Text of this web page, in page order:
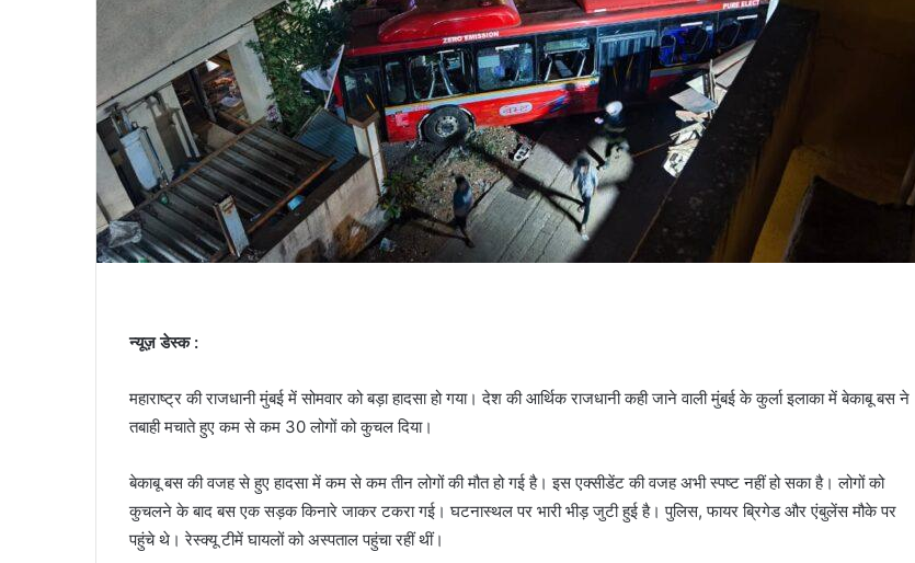
न्यूज़ डेस्क :
महाराष्ट्र की राजधानी मुंबई में सोमवार को बड़ा हादसा हो गया। देश की आर्थिक राजधानी कही जाने वाली मुंबई के कुर्ला इलाका में बेकाबू बस ने
तबाही मचाते हुए कम से कम 30 लोगों को कुचल दिया।
बेकाबू बस की वजह से हुए हादसा में कम से कम तीन लोगों की मौत हो गई है। इस एक्सीडेंट की वजह अभी स्पष्ट नहीं हो सका है। लोगों को
कुचलने के बाद बस एक सड़क किनारे जाकर टकरा गई। घटनास्थल पर भारी भीड़ जुटी हुई है। पुलिस, फायर ब्रिगेड और एंबुलेंस मौके पर
पहुंचे थे। रेस्क्यू टीमें घायलों को अस्पताल पहुंचा रहीं थीं।